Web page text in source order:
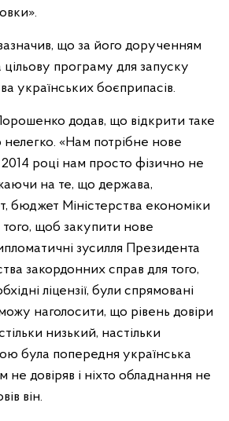
що за його дорученням
програму для запуску
українських боєприпасів.
додав, що відкрити таке
«Нам потрібне нове
році нам просто фізично не
на те, що держава,
бюджет Міністерства економіки
щоб закупити нове
зусилля Президента
закордонних справ для того,
ліцензії, були спрямовані
наголосити, що рівень довіри
низький, настільки
була попередня українська
не довіряв і ніхто обладнання не
він.